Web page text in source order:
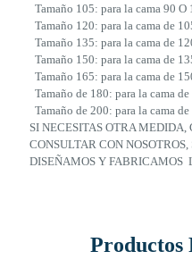
Tamaño 105: para la cama 90 O
Tamaño 120: para la cama de
Tamaño 135: para la cama de
Tamaño 150: para la cama de
Tamaño 165: para la cama de
Tamaño de 180: para la cama de
Tamaño de 200: para la cama de
SI NECESITAS OTRA
CONSULTAR CON
DISEÑAMOS Y FABRICAMOS
Productos